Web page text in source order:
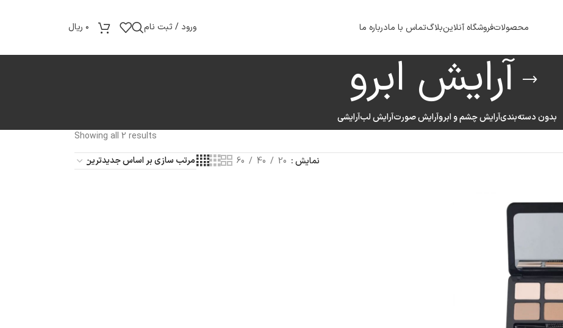
محصولاتفروشگاه آنلاینبلاگتماس با مادرباره ما ورود / ثبت نام ۰ ریال
آرایش ابرو
بدون دسته‌بندیآرایش چشم و ابروآرایش صورتآرایش لبآرایشی
Showing all 2 results
نمایش 20
40
60